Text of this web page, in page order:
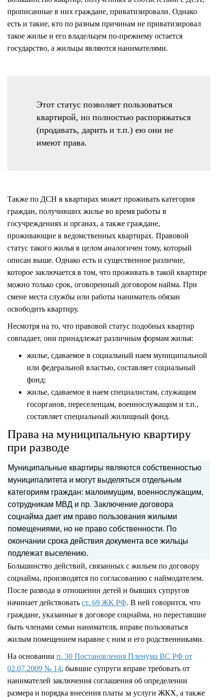
прописанные в них граждане, приватизировали. Однако
есть и такие, кто по разным причинам не приватизировал
такое жилье и его владельцем по-прежнему остается
государство, а жильцы являются нанимателями.
Этот статус позволяет пользоваться
квартирой, но полностью распоряжаться
(продавать, дарить и т.п.) ею они не
имеют права.
Также по ДСН в квартирах может проживать категория
граждан, получивших жилье во время работы в
госучреждениях и органах, а также граждане,
проживающие в ведомственных квартирах. Правовой
статус такого жилья в целом аналогичен тому, который
описан выше. Однако есть и существенное различие,
которое заключается в том, что проживать в такой квартире
можно только срок, оговоренный договором найма. При
смене места службы или работы наниматель обязан
освободить квартиру.
Несмотря на то, что правовой статус подобных квартир
совпадает, они принадлежат различным формам жилья:
жилье, сдаваемое в социальный наем муниципальной
или федеральной властью, составляет социальный
фонд;
жилье, сдаваемое в наем специалистам, служащим
госорганов, переселенцам, военнослужащим и т.п.,
составляет специальный жилищный фонд.
Права на муниципальную квартиру
при разводе
Муниципальные квартиры являются собственностью
муниципалитета и могут выделяться отдельным
категориям граждан: малоимущим, военнослужащим,
сотрудникам МВД и пр. Заключение договора
соцнайма дает им право пользования жилыми
помещениями, но не право собственности. По
окончании срока действия документа все жильцы
подлежат выселению.
Большинство действий, связанных с жильем по договору
соцнайма, производятся по согласованию с наймодателем.
После развода в отношении детей и бывших супругов
начинает действовать ст. 69 ЖК РФ. В ней говорится, что
граждане, указанные в договоре соцнайма, но переставшие
быть членами семьи нанимателя, вправе пользоваться
жилым помещением наравне с ним и его родственниками.
На основании п. 30 Постановления Пленума ВС РФ от
02.07.2009 № 14, бывшие супруги вправе требовать от
нанимателей заключения соглашения об определении
размера и порядка внесения платы за услуги ЖКХ, а также